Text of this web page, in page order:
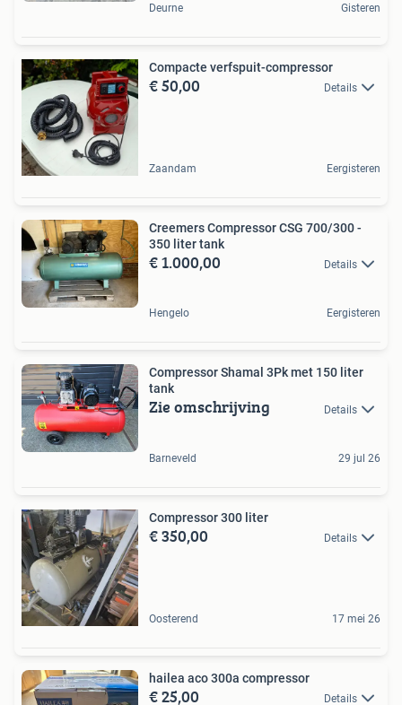
Deurne Gisteren
Compacte verfspuit-compressor
€ 50,00 Details
Zaandam Eergisteren
Creemers Compressor CSG 700/300 -
350 liter tank
€ 1.000,00 Details
Hengelo Eergisteren
Compressor Shamal 3Pk met 150 liter
tank
Zie omschrijving Details
Barneveld 29 jul 26
Compressor 300 liter
€ 350,00 Details
Oosterend 17 mei 26
hailea aco 300a compressor
€ 25,00 Details